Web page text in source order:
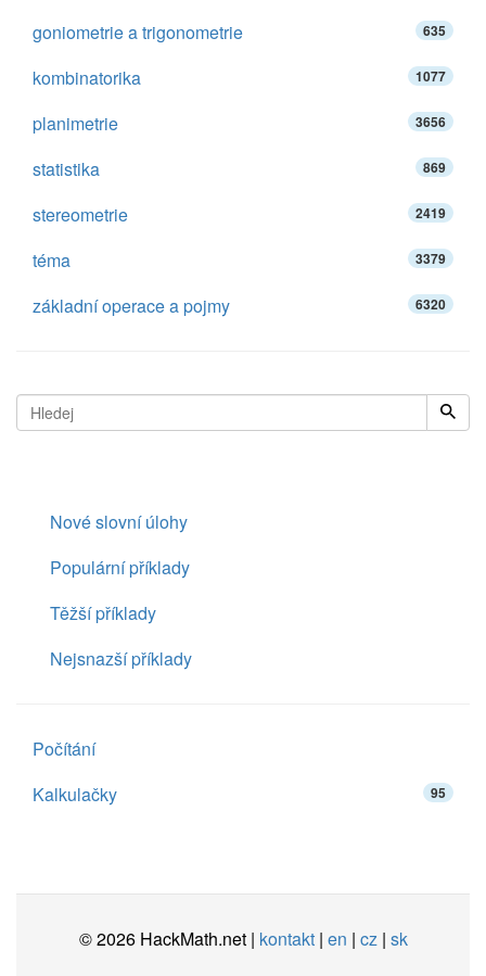
goniometrie a trigonometrie 635
kombinatorika 1077
planimetrie 3656
statistika 869
stereometrie 2419
téma 3379
základní operace a pojmy 6320
Nové slovní úlohy
Populární příklady
Těžší příklady
Nejsnazší příklady
Počítání
Kalkulačky
95
© 2026 HackMath.net | kontakt| en | cz| sk